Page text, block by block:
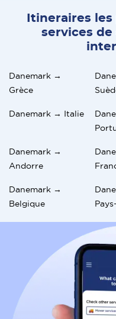
Itineraires
services
Danemark →
Grèce
Danemark → Italie
Danemark →
Andorre
Danemark →
Belgique